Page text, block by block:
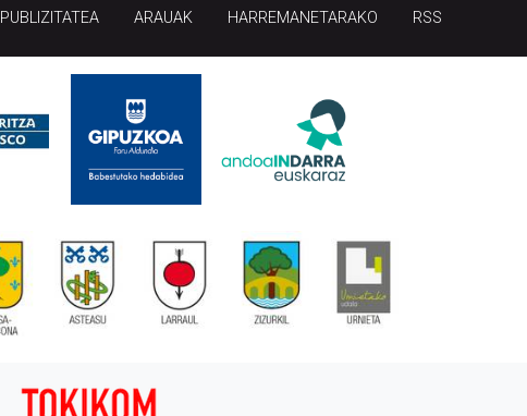
PUBLIZITATEA ARAUAK HARREMANETARAKO RSS